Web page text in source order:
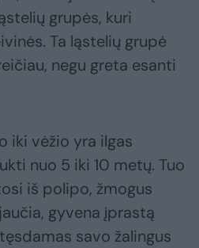
grupės, kuri
Ta ląstelių grupė
negu greta esanti
iki vėžio yra ilgas
nuo 5 iki 10 metų. Tuo
iš polipo, žmogus
gyvena įprastą
savo žalingus